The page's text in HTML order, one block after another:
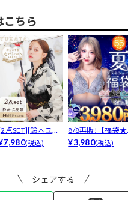
こちら
点SET][鈴木ユリ
(baby)...(税込)
8/8再販!【福袋★
ブラセット3点
¥3,980(税込)
シェアする